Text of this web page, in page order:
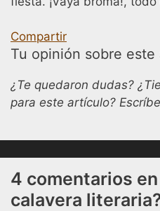
Compartir
Tu opinión sobre este
¿Te quedaron dudas?
para este artículo?
4 comentarios en
calavera